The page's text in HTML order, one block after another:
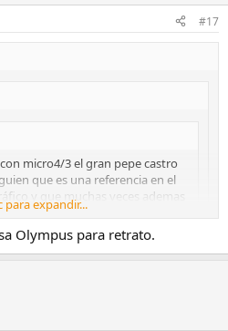
#17
micro4/3 el gran pepe castro
que es una referencia en el
y que muchas veces ademas
realiza los retratos con la
para expandir...
algún enlace
para expandir...
los videos de pepe castro... como te
para expandir...
Olympus para retrato.